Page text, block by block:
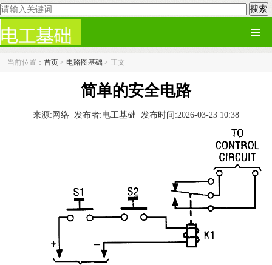
当前位置： 首页 > 电路图基础 > 正文
简单的安全电路
来源:网络 发布者:电工基础 发布时间:2026-03-23 10:38